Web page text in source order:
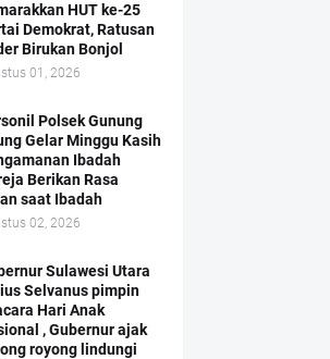
HUT ke-25
Demokrat, Ratusan
Birukan Bonjol
01, 2026
Polsek Gunung
Gelar Minggu Kasih
Ibadah
Berikan Rasa
saat Ibadah
02, 2026
Sulawesi Utara
Selvanus pimpin
Hari Anak
, Gubernur ajak
royong lindungi